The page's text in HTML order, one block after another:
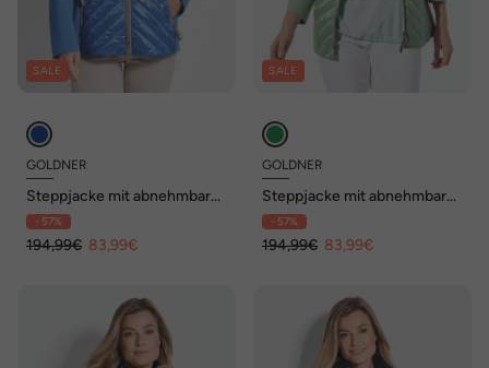
SALE
GOLDNER
Steppjacke mit abnehmbarer
Kapuze
- 57%
194,99€ 83,99€
SALE
GOLDNER
Steppjacke mit abnehmbarer
Kapuze
- 57%
194,99€ 83,99€